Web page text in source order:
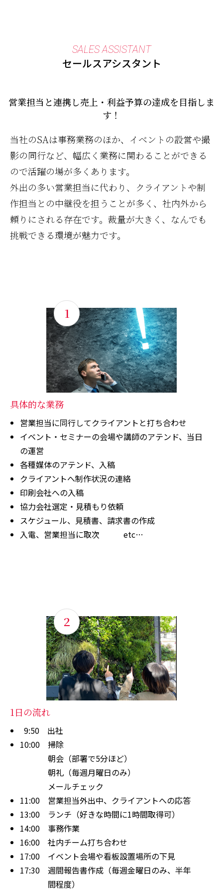
SALES ASSISTANT
セールスアシスタント
営業担当と連携し売上・利益予算の達成を目指しま
す！
当社のSAは事務業務のほか、イベントの設営や撮
影の同行など、幅広く業務に関わることができる
ので活躍の場が多くあります。
外出の多い営業担当に代わり、クライアントや制
作担当との中継役を担うことが多く、社内外から
頼りにされる存在です。裁量が大きく、なんでも
挑戦できる環境が魅力です。
1
具体的な業務
営業担当に同行してクライアントと打ち合わせ
イベント・セミナーの会場や講師のアテンド、当日
の運営
各種媒体のアテンド、入稿
クライアントへ制作状況の連絡
印刷会社への入稿
協力会社選定・見積もり依頼
スケジュール、見積書、請求書の作成
入電、営業担当に取次 etc…
2
1日の流れ
9:50
出社
10:00
掃除
朝会（部署で5分ほど）
朝礼（毎週月曜日のみ）
メールチェック
11:00
営業担当外出中、クライアントへの応答
13:00
ランチ（好きな時間に1時間取得可）
14:00
事務作業
16:00
社内チーム打ち合わせ
17:00
イベント会場や看板設置場所の下見
17:30
週間報告書作成（毎週金曜日のみ、半年
間程度）